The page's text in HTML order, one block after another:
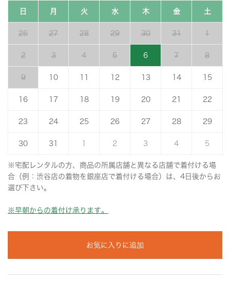
日 月 火 水 木 金 土
26 27 28 29 30 31 1
2 3 4 5 6 7 8
9 10 12 13 14 15
16 17 18 19 20 21 22
23 24 25 26 27 28 29
30 31 2 3 4 5
※宅配レンタルの方、商品の所属店舗と異なる店舗で着付ける場
合（例：渋谷店の着物を銀座店で着付ける場合）は、4日後からお
選び下さい。
※早朝からの着付け承ります。
お気に入りに追加